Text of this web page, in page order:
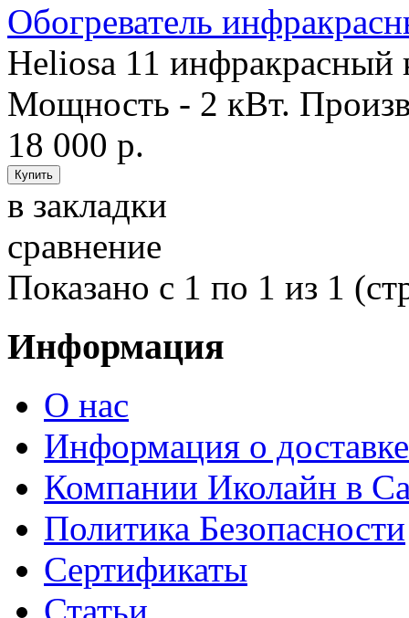
Обогреватель
Heliosa 11 инфракрасный
Мощность - 2 кВт.
18 000 р.
в закладки
сравнение
Показано с 1 по 1 из 1
Информация
О нас
Информация о доставке
Компании Иколайн в
Политика Безопасности
Сертификаты